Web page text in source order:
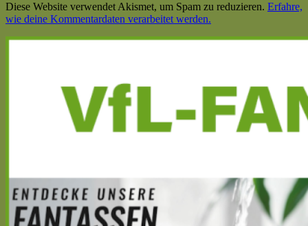
Diese Website verwendet Akismet, um Spam zu reduzieren. Erfahre,
wie deine Kommentardaten verarbeitet werden.
Haupt-